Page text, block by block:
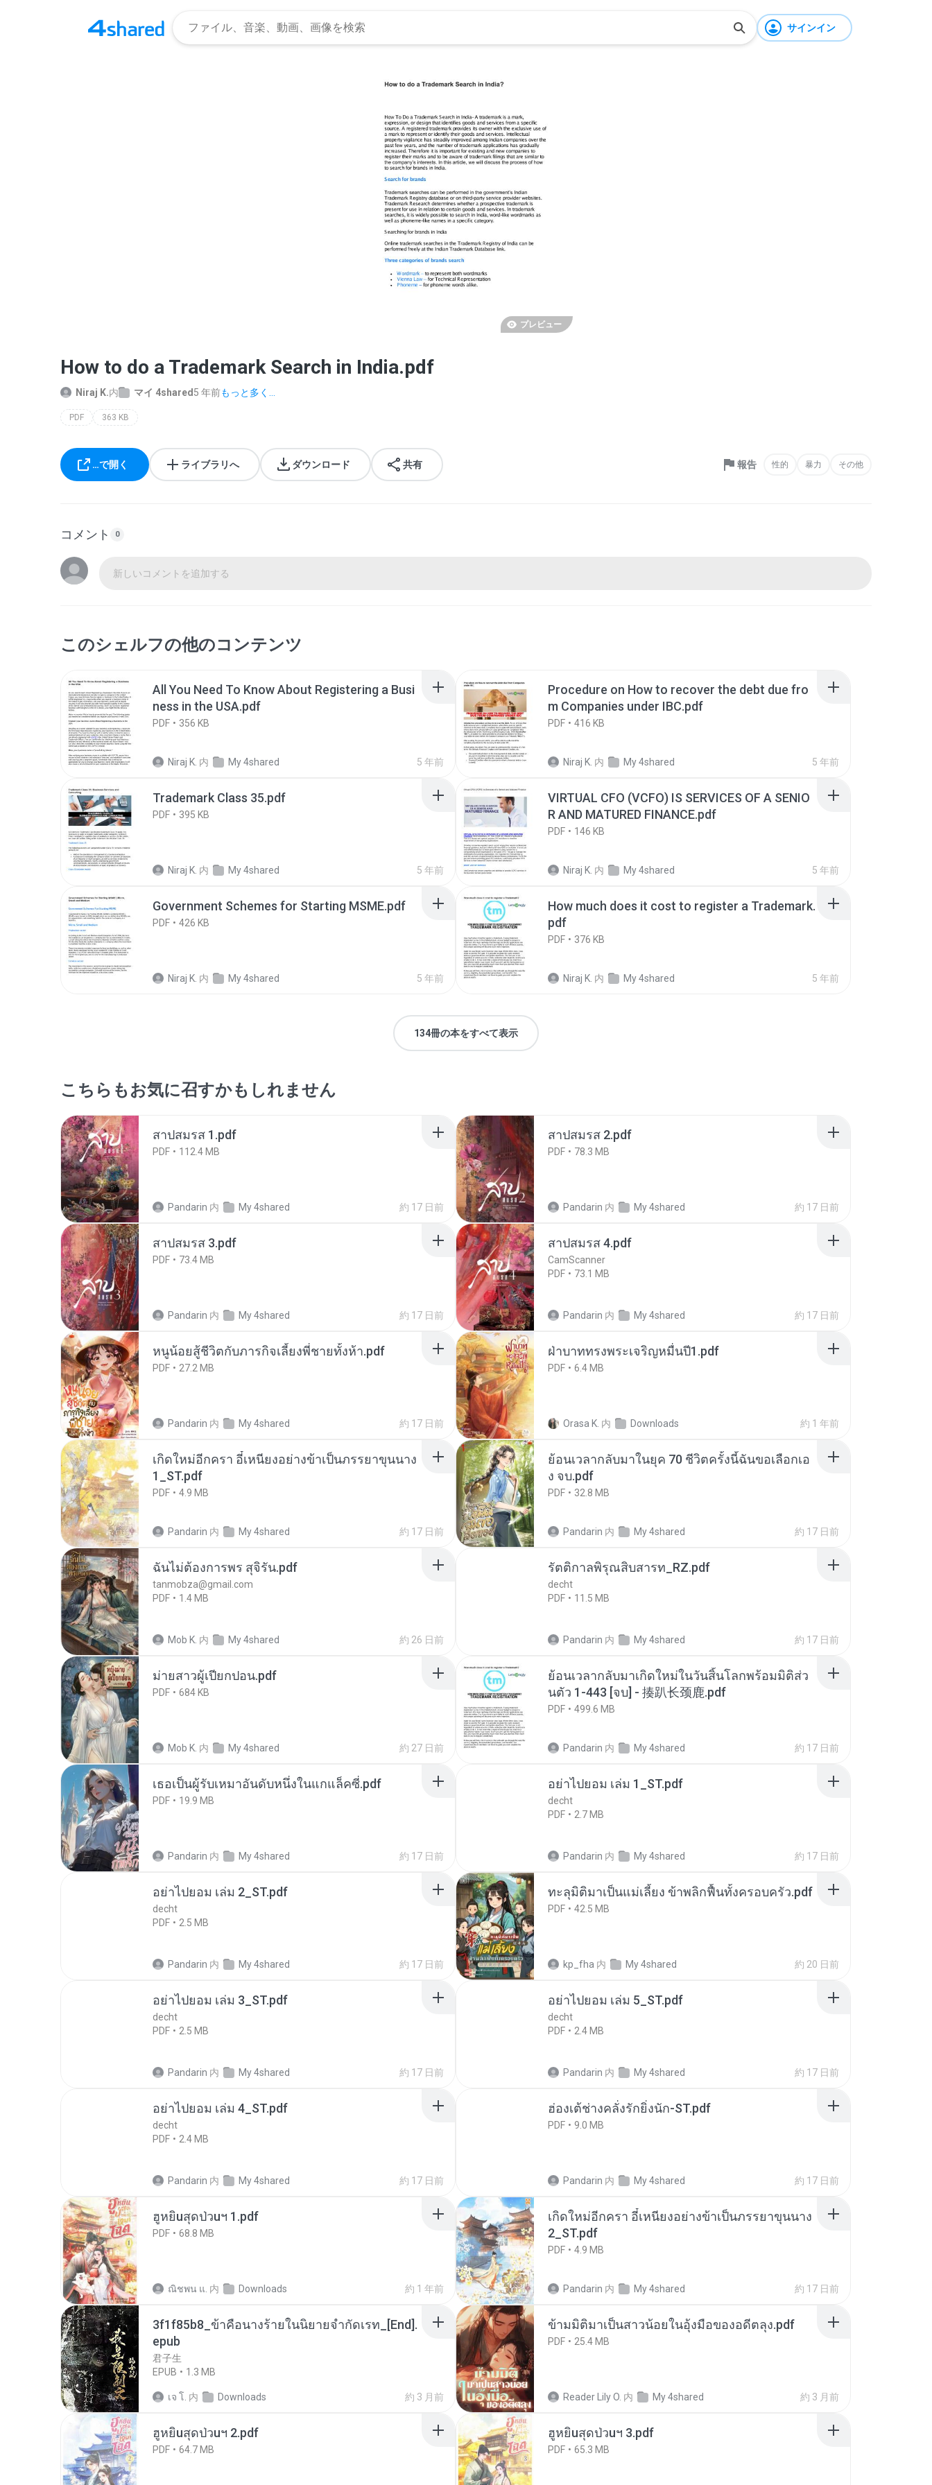
サインイン
プレビュー
How to do a Trademark Search in India.pdf
Niraj K.内 マイ 4shared 5 年前もっと多く...
PDF 363 KB
…で開く ライブラリへ ダウンロード 共有 報告 性的 暴力 その他
コメント 0
新しいコメントを追加する
このシェルフの他のコンテンツ
All You Need To Know About Registering a Busi
ness in the USA.pdf
PDF 356 KB
Niraj K. 内 My 4shared 5 年前
Procedure on How to recover the debt due fro
m Companies under IBC.pdf
PDF 416 KB
Niraj K. 内 My 4shared 5 年前
Trademark Class 35.pdf
PDF 395 KB
Niraj K. 内 My 4shared 5 年前
VIRTUAL CFO (VCFO) IS SERVICES OF A SENIO
R AND MATURED FINANCE.pdf
PDF 146 KB
Niraj K. 内 My 4shared 5 年前
Government Schemes for Starting MSME.pdf
PDF 426 KB
Niraj K. 内 My 4shared 5 年前
How much does it cost to register a Trademark.
pdf
PDF 376 KB
Niraj K. 内 My 4shared 5 年前
134冊の本をすべて表示
こちらもお気に召すかもしれません
สาปสมรส 1.pdf
PDF 112.4 MB
Pandarin 内 My 4shared 約 17 日前
สาปสมรส 2.pdf
PDF 78.3 MB
Pandarin 内 My 4shared 約 17 日前
สาปสมรส 3.pdf
PDF 73.4 MB
Pandarin 内 My 4shared 約 17 日前
สาปสมรส 4.pdf
CamScanner
PDF
73.1 MB
Pandarin 内 My 4shared 約 17 日前
หนูน้อยสู้ชีวิตกับภารกิจเลี้ยงพี่ชายทั้งห้า.pdf
PDF 27.2 MB
Pandarin 内 My 4shared 約 17 日前
ฝ่าบาททรงพระเจริญหมื่นปี1.pdf
PDF 6.4 MB
Orasa K. 内 Downloads 約 1 年前
เกิดใหม่อีกครา อี๋เหนียงอย่างข้าเป็นภรรยาขุนนาง
1_ST.pdf
PDF 4.9 MB
Pandarin 内 My 4shared 約 17 日前
ย้อนเวลากลับมาในยุค 70 ชีวิตครั้งนี้ฉันขอเลือกเอ
ง จบ.pdf
PDF 32.8 MB
Pandarin 内 My 4shared 約 17 日前
ฉันไม่ต้องการพร สุจิรัน.pdf
tanmobza@gmail.com
PDF
1.4 MB
Mob K. 内 My 4shared 約 26 日前
รัตติกาลพิรุณสิบสารท_RZ.pdf
decht
PDF
11.5 MB
Pandarin 内 My 4shared 約 17 日前
ม่ายสาวผู้เปียกปอน.pdf
PDF 684 KB
Mob K. 内 My 4shared 約 27 日前
ย้อนเวลากลับมาเกิดใหม่ในวันสิ้นโลกพร้อมมิติส่ว
นตัว 1-443 [จบ] - 揍趴长颈鹿.pdf
PDF 499.6 MB
Pandarin 内 My 4shared 約 17 日前
เธอเป็นผู้รับเหมาอันดับหนึ่งในแกแล็คซี่.pdf
PDF 19.9 MB
Pandarin 内 My 4shared 約 17 日前
อย่าไปยอม เล่ม 1_ST.pdf
decht
PDF
2.7 MB
Pandarin 内 My 4shared 約 17 日前
อย่าไปยอม เล่ม 2_ST.pdf
decht
PDF
2.5 MB
Pandarin 内 My 4shared 約 17 日前
ทะลุมิติมาเป็นแม่เลี้ยง ข้าพลิกฟื้นทั้งครอบครัว.pdf
PDF 42.5 MB
kp_fha 内 My 4shared 約 20 日前
อย่าไปยอม เล่ม 3_ST.pdf
decht
PDF
2.5 MB
Pandarin 内 My 4shared 約 17 日前
อย่าไปยอม เล่ม 5_ST.pdf
decht
PDF
2.4 MB
Pandarin 内 My 4shared 約 17 日前
อย่าไปยอม เล่ม 4_ST.pdf
decht
PDF
2.4 MB
Pandarin 内 My 4shared 約 17 日前
ฮ่องเต้ช่างคลั่งรักยิ่งนัก-ST.pdf
PDF 9.0 MB
Pandarin 内 My 4shared 約 17 日前
ฮูหยิuสุดป่วuฯ 1.pdf
PDF 68.8 MB
ณิชพน แ. 内 Downloads 約 1 年前
เกิดใหม่อีกครา อี๋เหนียงอย่างข้าเป็นภรรยาขุนนาง
2_ST.pdf
PDF 4.9 MB
Pandarin 内 My 4shared 約 17 日前
3f1f85b8_ข้าคือนางร้ายในนิยายจำกัดเรท_[End].
epub
君子生
EPUB
1.3 MB
เจ โ. 内 Downloads 約 3 月前
ข้ามมิติมาเป็นสาวน้อยในอุ้งมือของอดีตลุง.pdf
PDF 25.4 MB
Reader Lily O. 内 My 4shared 約 3 月前
ฮูหยิuสุดป่วuฯ 2.pdf
PDF 64.7 MB
ฮูหยิuสุดป่วuฯ 3.pdf
PDF 65.3 MB